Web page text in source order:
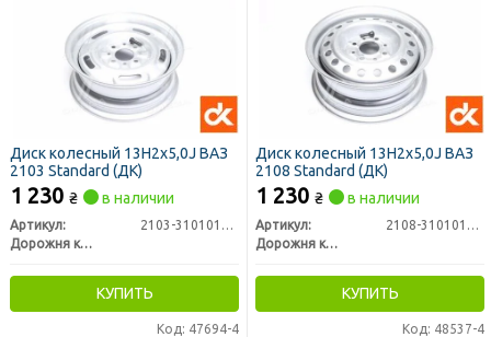
Диск колесный 13Н2х5,0J ВАЗ
2103 Standard (ДК)
1 230 ₴ в наличии
Артикул:
2103-3101015-03
Дорожня карта
КУПИТЬ
Код: 47694-4
Диск колесный 13Н2х5,0J ВАЗ
2108 Standard (ДК)
1 230 ₴ в наличии
Артикул:
2108-3101015-03
Дорожня карта
КУПИТЬ
Код: 48537-4